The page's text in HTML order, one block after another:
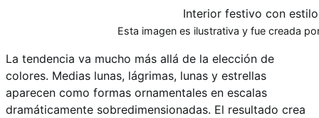
Interior festivo con
Esta imagen es ilustrativa y fue creada
La tendencia va mucho más allá de la elección de
colores. Medias lunas, lágrimas, lunas y estrellas
aparecen como formas ornamentales en escalas
dramáticamente sobredimensionadas. El resultado crea